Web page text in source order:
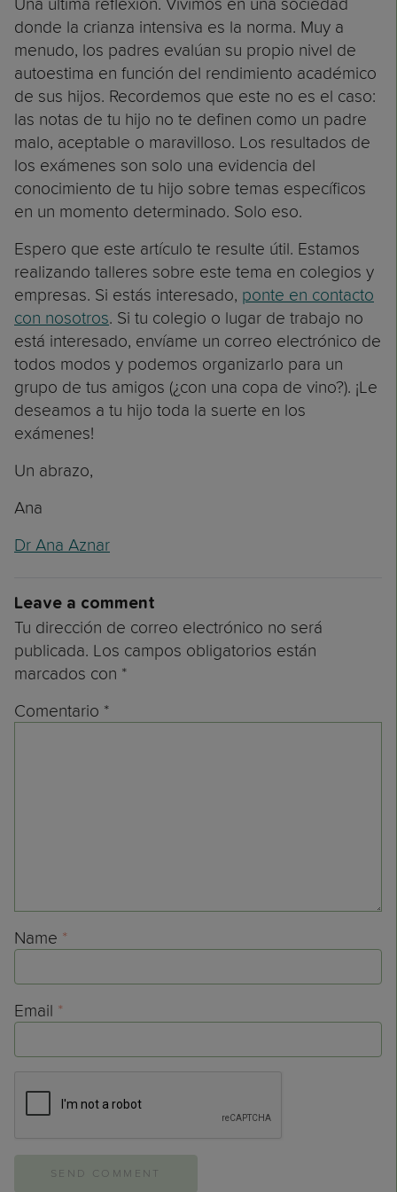
donde la crianza intensiva es la norma. Muy a
menudo, los padres evalúan su propio nivel de
autoestima en función del rendimiento académico
de sus hijos. Recordemos que este no es el caso:
las notas de tu hijo no te definen como un padre
malo, aceptable o maravilloso. Los resultados de
los exámenes son solo una evidencia del
conocimiento de tu hijo sobre temas específicos
en un momento determinado. Solo eso.
Espero que este artículo te resulte útil. Estamos
realizando talleres sobre este tema en colegios y
empresas. Si estás interesado, ponte en contacto
con nosotros. Si tu colegio o lugar de trabajo no
está interesado, envíame un correo electrónico de
todos modos y podemos organizarlo para un
grupo de tus amigos (¿con una copa de vino?). ¡Le
deseamos a tu hijo toda la suerte en los
exámenes!
Un abrazo,
Ana
Dr Ana Aznar
Leave a comment
Tu dirección de correo electrónico no será
publicada. Los campos obligatorios están
marcados con *
Comentario *
Name *
Email *